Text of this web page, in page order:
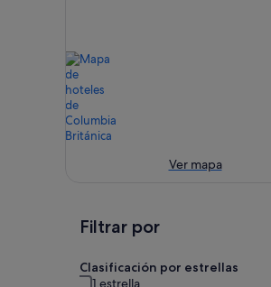
Ver mapa
Filtrar por
Clasificación por estrellas
1 estrella